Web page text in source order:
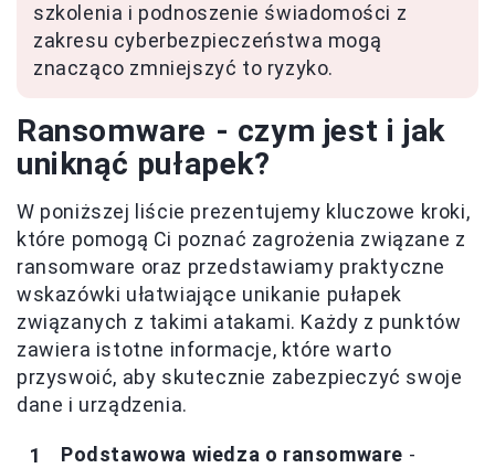
szkolenia i podnoszenie świadomości z
zakresu cyberbezpieczeństwa mogą
znacząco zmniejszyć to ryzyko.
Ransomware - czym jest i jak
uniknąć pułapek?
W poniższej liście prezentujemy kluczowe kroki,
które pomogą Ci poznać zagrożenia związane z
ransomware oraz przedstawiamy praktyczne
wskazówki ułatwiające unikanie pułapek
związanych z takimi atakami. Każdy z punktów
zawiera istotne informacje, które warto
przyswoić, aby skutecznie zabezpieczyć swoje
dane i urządzenia.
Podstawowa wiedza o ransomware -